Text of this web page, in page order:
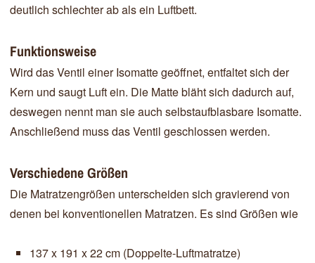
deutlich schlechter ab als ein Luftbett.
Funktionsweise
Wird das Ventil einer Isomatte geöffnet, entfaltet sich der
Kern und saugt Luft ein. Die Matte bläht sich dadurch auf,
deswegen nennt man sie auch selbstaufblasbare Isomatte.
Anschließend muss das Ventil geschlossen werden.
Verschiedene Größen
Die Matratzengrößen unterscheiden sich gravierend von
denen bei konventionellen Matratzen. Es sind Größen wie
137 x 191 x 22 cm (Doppelte-Luftmatratze)